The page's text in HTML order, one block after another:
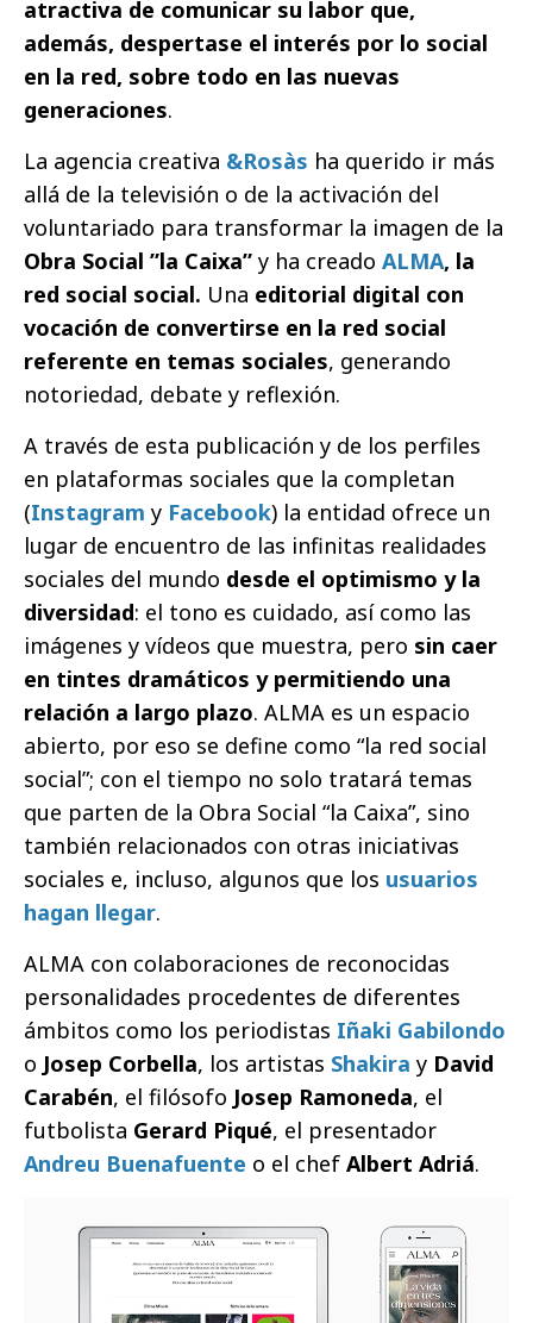
atractiva de comunicar su labor que,
además, despertase el interés por lo social
en la red, sobre todo en las nuevas
generaciones.
La agencia creativa &Rosàs ha querido ir más
allá de la televisión o de la activación del
voluntariado para transformar la imagen de la
Obra Social ”la Caixa” y ha creado ALMA, la
red social social. Una editorial digital con
vocación de convertirse en la red social
referente en temas sociales, generando
notoriedad, debate y reflexión.
A través de esta publicación y de los perfiles
en plataformas sociales que la completan
(Instagram y Facebook) la entidad ofrece un
lugar de encuentro de las infinitas realidades
sociales del mundo desde el optimismo y la
diversidad: el tono es cuidado, así como las
imágenes y vídeos que muestra, pero sin caer
en tintes dramáticos y permitiendo una
relación a largo plazo. ALMA es un espacio
abierto, por eso se define como “la red social
social”; con el tiempo no solo tratará temas
que parten de la Obra Social “la Caixa”, sino
también relacionados con otras iniciativas
sociales e, incluso, algunos que los usuarios
hagan llegar.
ALMA con colaboraciones de reconocidas
personalidades procedentes de diferentes
ámbitos como los periodistas Iñaki Gabilondo
o Josep Corbella, los artistas Shakira y David
Carabén, el filósofo Josep Ramoneda, el
futbolista Gerard Piqué, el presentador
Andreu Buenafuente o el chef Albert Adriá.